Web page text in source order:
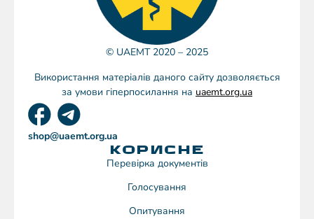
© UAEMT 2020 – 2025
Використання матеріалів даного сайту дозволяється
за умови гіперпосилання на uaemt.org.ua
shop@uaemt.org.ua
КОРИСНЕ
Перевірка документів
Голосування
Опитування